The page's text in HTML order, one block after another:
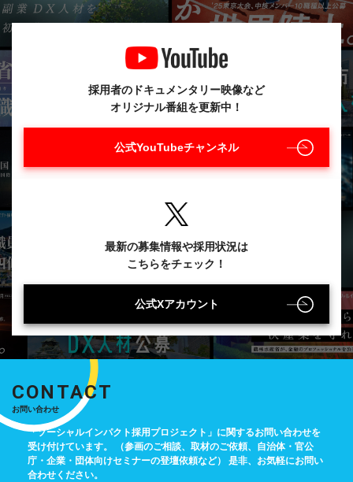
採用者のドキュメンタリー映像など
オリジナル番組を更新中！
公式YouTubeチャンネル
最新の募集情報や採用状況は
こちらをチェック！
公式Xアカウント
CONTACT
お問い合わせ
「ソーシャルインパクト採用プロジェクト」に関するお問い合わせを
受け付けています。
（参画のご相談、取材のご依頼、自治体・官公
庁・企業・団体向けセミナーの登壇依頼など）
是非、お気軽にお問い
合わせください。